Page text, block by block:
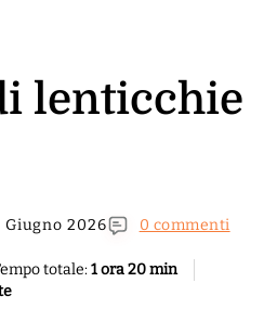
lenticchie
Giugno 2026 0 commenti
totale:1 ora 20 min